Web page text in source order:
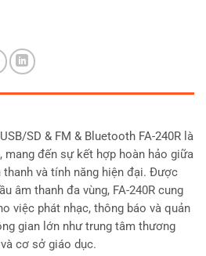
SD & FM & Bluetooth FA-240R là
đến sự kết hợp hoàn hảo giữa
và tính năng hiện đại. Được
âm thanh đa vùng, FA-240R cung
việc phát nhạc, thông báo và quản
gian lớn như trung tâm thương
cơ sở giáo dục.